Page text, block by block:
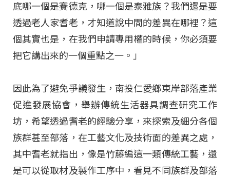
底哪一個是賽德克，哪一個是泰雅族？我們還是要
透過老人家耆老，才知道說中間的差異在哪裡？這
個其實也是，在我們申請專用權的時候，你必須要
把它講出來的一個重點之一。」
因此為了避免爭議發生，南投仁愛鄉東岸部落產業
促進發展協會，舉辦傳統生活器具調查研究工作
坊，希望透過耆老的經驗分享，來探索及細分各個
族群甚至部落，在工藝文化及技術面的差異之處，
其中耆老就指出，像是竹藤編這一類傳統工藝，還
是可以從取材及製作工序中，看見不同族群及部落